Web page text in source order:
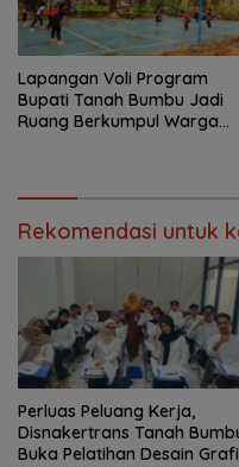
Lapangan Voli Program
Bupati Tanah Bumbu Jadi
Ruang Berkumpul Warga
Rekomendasi untuk
Perluas Peluang Kerja,
Disnakertrans Tanah
Buka Pelatihan Desain